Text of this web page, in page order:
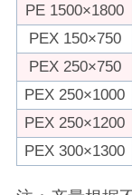
PE 1500×1800
PEX 150×750
PEX 250×750
PEX 250×1000
PEX 250×1200
PEX 300×1300